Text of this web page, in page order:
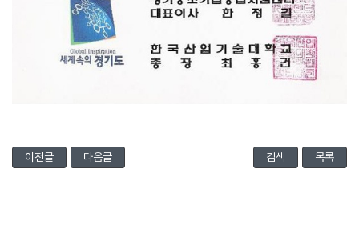
이전글 다음글 검색 목록